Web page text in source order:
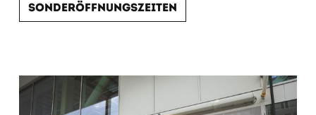
Sonderöffnungszeiten